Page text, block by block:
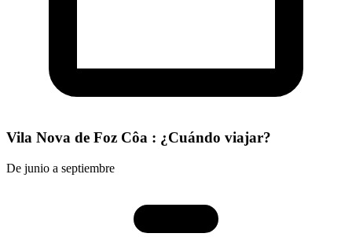
Vila Nova de Foz Côa : ¿Cuándo viajar?
De junio a septiembre